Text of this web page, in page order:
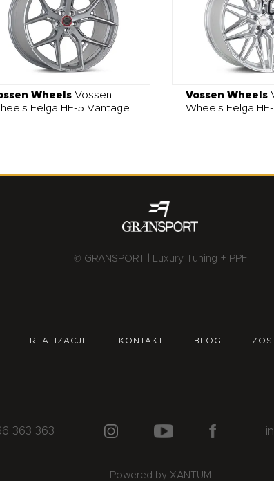
WheelsVossen
Felga HF-5 Vantage
Vossen Wheels
Wheels Felga
© GRANSPORT | Luxury Tuning + PPF
REALIZACJE KONTAKT BLOG
363 363
Powered by XANTUM